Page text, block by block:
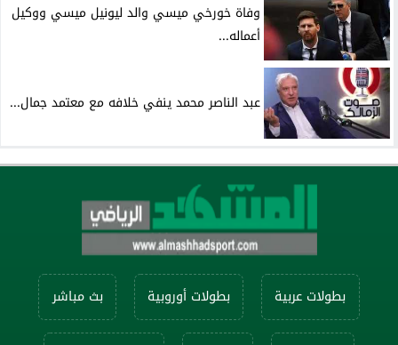
وفاة خورخي ميسي والد ليونيل ميسي ووكيل
أعماله...
عبد الناصر محمد ينفي خلافه مع معتمد جمال...
بطولات عربية بطولات أوروبية بث مباشر